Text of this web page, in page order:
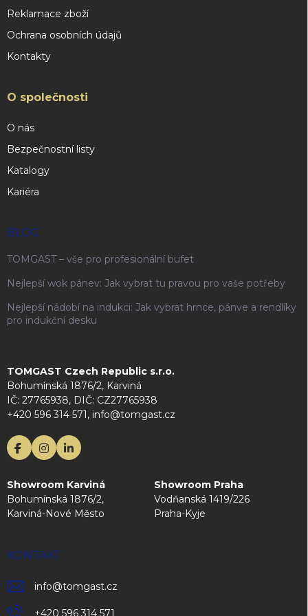
Reklamace zboží
Ochrana osobních údajů
Kontakty
O společnosti
O nás
Bezpečnostní listy
Katalogy
Kariéra
BLOG
TOMGAST – vše pro profesionální bufet
Nejlepší wok pánev: Jak vybrat tu pravou pro vaše potřeby
Nejlepší nádobí na indukci: Jak vybrat hrnce, pánve a rendlíky
pro indukční desku
TOMGAST Czech Republic s.r.o.
Bohumínská 1876/2, Karviná
IČ: 27765938, DIČ: CZ27765938
+420 596 314 571, info@tomgast.cz
Showroom Karviná
Bohumínská 1876/2,
Karviná-Nové Město
Showroom Praha
Vodňanská 1419/226
Praha-Kyje
KONTAKT
info@tomgast.cz
+420 596 314 571